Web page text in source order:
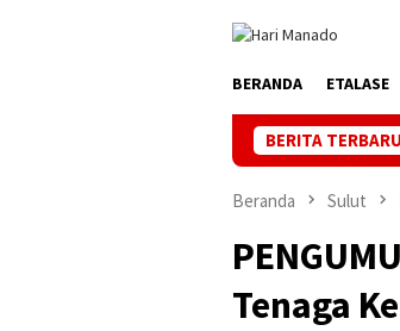
BERANDA ETALASE
BERITA TERBARU
PLN Manado Minta Maaf
Beranda Sulut
Tenaga